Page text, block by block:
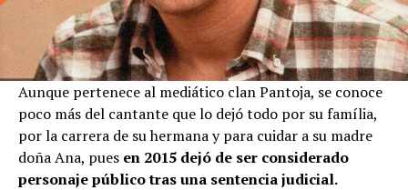
Aunque pertenece al mediático clan Pantoja, se conoce
poco más del cantante que lo dejó todo por su família,
por la carrera de su hermana y para cuidar a su madre
doña Ana, pues en 2015 dejó de ser considerado
personaje público tras una sentencia judicial.